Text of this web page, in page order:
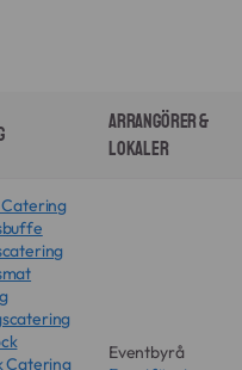
Arrangörer &
Lokaler
Catering
Eventbyrå